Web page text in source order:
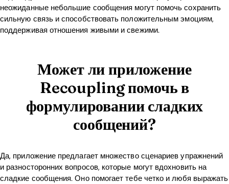
неожиданные небольшие сообщения могут помочь сохранить
сильную связь и способствовать положительным эмоциям,
поддерживая отношения живыми и свежими.
Может ли приложение
Recoupling помочь в
формулировании сладких
сообщений?
Да, приложение предлагает множество сценариев упражнений
и разносторонних вопросов, которые могут вдохновить на
сладкие сообщения. Оно помогает тебе четко и любя выражать